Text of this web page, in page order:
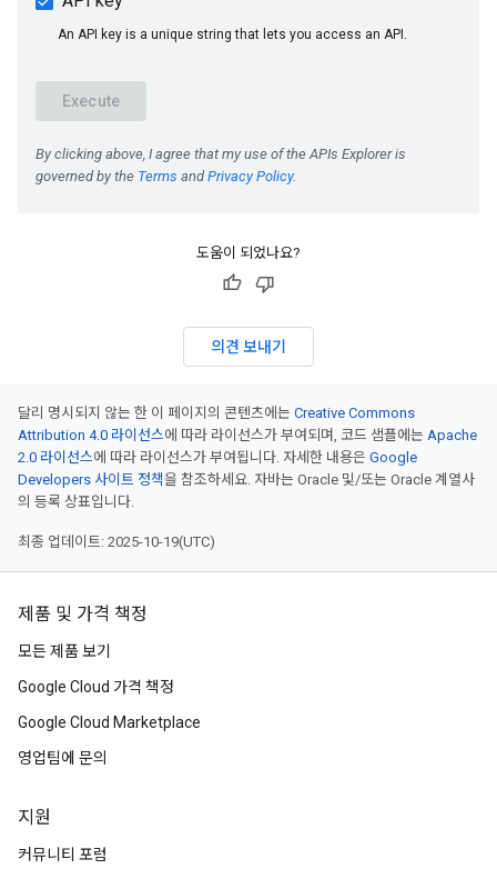
도움이 되었나요?
의견 보내기
달리 명시되지 않는 한 이 페이지의 콘텐츠에는 Creative Commons
Attribution 4.0 라이선스에 따라 라이선스가 부여되며, 코드 샘플에는 Apache
2.0 라이선스에 따라 라이선스가 부여됩니다. 자세한 내용은 Google
Developers 사이트 정책을 참조하세요. 자바는 Oracle 및/또는 Oracle 계열사
의 등록 상표입니다.
최종 업데이트: 2025-10-19(UTC)
제품 및 가격 책정
모든 제품 보기
Google Cloud 가격 책정
Google Cloud Marketplace
영업팀에 문의
지원
커뮤니티 포럼